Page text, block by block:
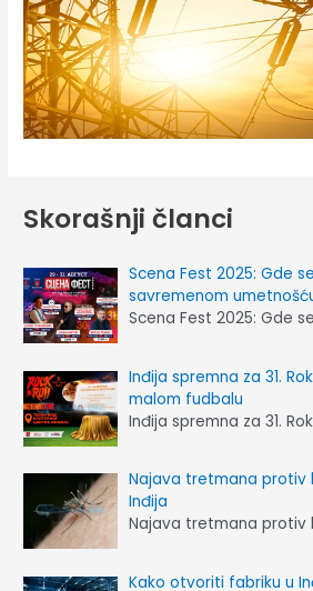
Skorašnji članci
Scena Fest 2025: Gde
savremenom
Scena Fest 2025: Gde
Inđija spremna za 31.
malom fudbalu
Inđija spremna za 31.
Najava tretmana protiv
Inđija
Najava tretmana
Kako otvoriti fabriku u